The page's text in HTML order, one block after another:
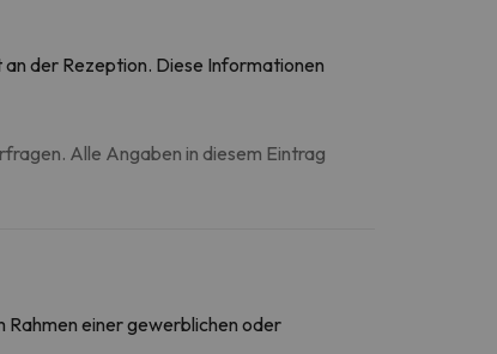
der Rezeption. Diese Informationen
Alle Angaben in diesem Eintrag
einer gewerblichen oder